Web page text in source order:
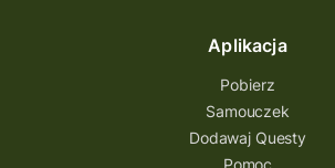
Hutniczy Ostrowiec
gry
gry edukacyjne
Aplikacja
Pobierz
Samouczek
Dodawaj Questy